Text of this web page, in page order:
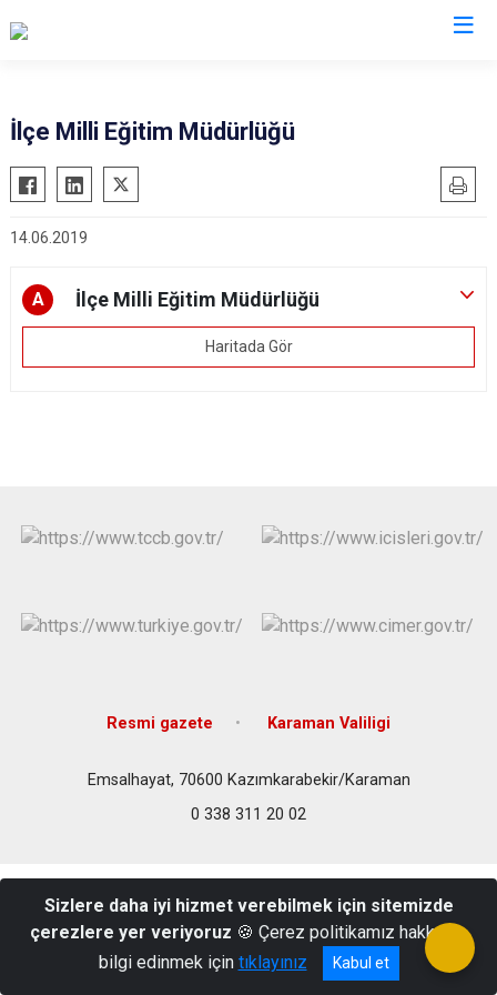
Ayrancı
Başyayla
Ermenek
Sarıveliler
İlçe Milli Eğitim Müdürlüğü
14.06.2019
A İlçe Milli Eğitim Müdürlüğü
Haritada Gör
Resmi gazete Karaman Valiligi
Emsalhayat, 70600 Kazımkarabekir/Karaman
0 338 311 20 02
Sizlere daha iyi hizmet verebilmek için sitemizde
çerezlere yer veriyoruz 🍪 Çerez politikamız hakkında
bilgi edinmek için tıklayınız Kabul et